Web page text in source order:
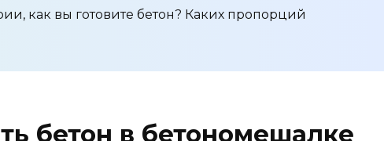
как вы готовите бетон? Каких пропорций
бетон в бетономешалке